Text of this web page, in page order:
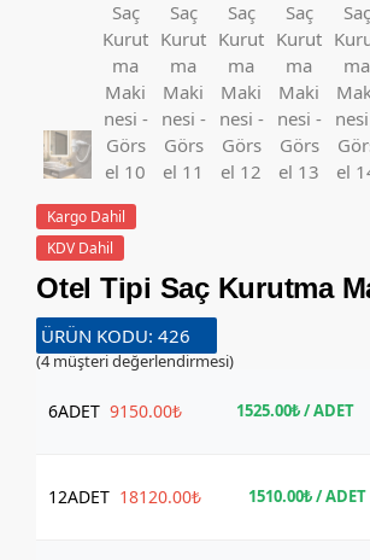
Kargo Dahil
KDV Dahil
Otel Tipi Saç Kurutma
ÜRÜN KODU: 426
(4müşteri değerlendirmesi)
6ADET 9150.00₺ 1525.00₺/ ADET
12ADET 18120.00₺ 1510.00₺/ ADET